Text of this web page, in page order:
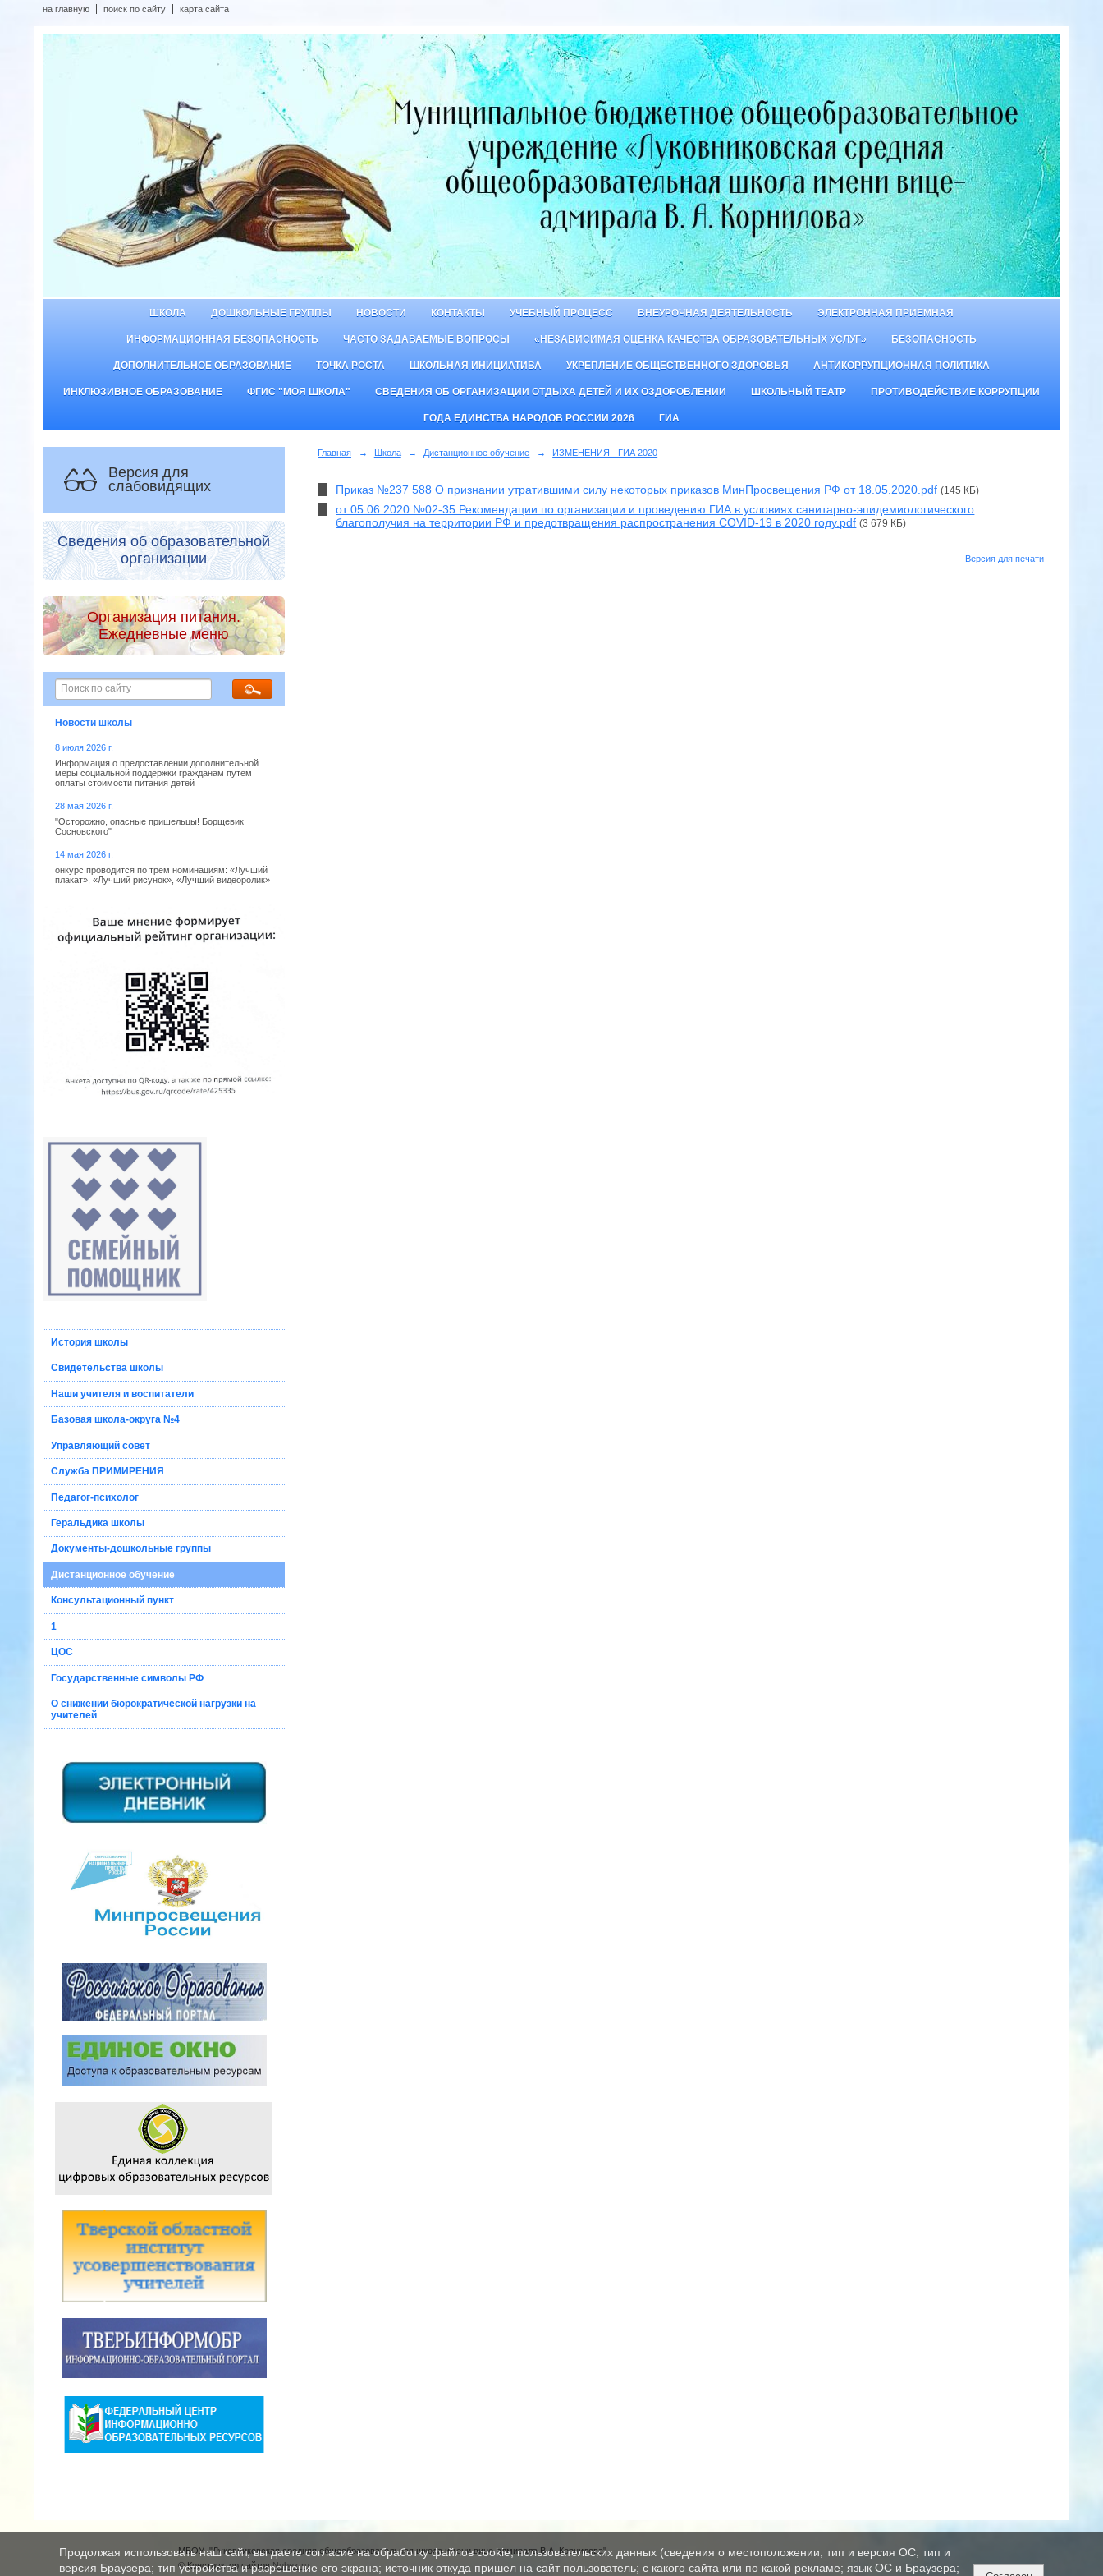
на главную поиск по сайту карта сайта
ШКОЛА ДОШКОЛЬНЫЕ ГРУППЫ НОВОСТИ КОНТАКТЫ УЧЕБНЫЙ ПРОЦЕСС ВНЕУРОЧНАЯ ДЕЯТЕЛЬНОСТЬ ЭЛЕКТРОННАЯ ПРИЕМНАЯ
ИНФОРМАЦИОННАЯ БЕЗОПАСНОСТЬ ЧАСТО ЗАДАВАЕМЫЕ ВОПРОСЫ «НЕЗАВИСИМАЯ ОЦЕНКА КАЧЕСТВА ОБРАЗОВАТЕЛЬНЫХ УСЛУГ» БЕЗОПАСНОСТЬ
ДОПОЛНИТЕЛЬНОЕ ОБРАЗОВАНИЕ ТОЧКА РОСТА ШКОЛЬНАЯ ИНИЦИАТИВА УКРЕПЛЕНИЕ ОБЩЕСТВЕННОГО ЗДОРОВЬЯ АНТИКОРРУПЦИОННАЯ ПОЛИТИКА
ИНКЛЮЗИВНОЕ ОБРАЗОВАНИЕ ФГИС "МОЯ ШКОЛА" СВЕДЕНИЯ ОБ ОРГАНИЗАЦИИ ОТДЫХА ДЕТЕЙ И ИХ ОЗДОРОВЛЕНИИ ШКОЛЬНЫЙ ТЕАТР ПРОТИВОДЕЙСТВИЕ КОРРУПЦИИ
ГОДА ЕДИНСТВА НАРОДОВ РОССИИ 2026 ГИА
Версия для
слабовидящих
Сведения об образовательной
организации
Организация питания.
Ежедневные меню
Новости школы
8 июля 2026 г.
Информация о предоставлении дополнительной
меры социальной поддержки гражданам путем
оплаты стоимости питания детей
28 мая 2026 г.
"Осторожно, опасные пришельцы! Борщевик
Сосновского"
14 мая 2026 г.
онкурс проводится по трем номинациям: «Лучший
плакат», «Лучший рисунок», «Лучший видеоролик»
История школы
Свидетельства школы
Наши учителя и воспитатели
Базовая школа-округа №4
Управляющий совет
Служба ПРИМИРЕНИЯ
Педагог-психолог
Геральдика школы
Документы-дошкольные группы
Дистанционное обучение
Консультационный пункт
1
ЦОС
Государственные символы РФ
О снижении бюрократической нагрузки на
учителей
Главная → Школа → Дистанционное обучение → ИЗМЕНЕНИЯ - ГИА 2020
Приказ №237 588 О признании утратившими силу некоторых приказов МинПросвещения РФ от 18.05.2020.pdf (145 КБ)
от 05.06.2020 №02-35 Рекомендации по организации и проведению ГИА в условиях санитарно-эпидемиологического
благополучия на территории РФ и предотвращения распространения COVID-19 в 2020 году.pdf (3 679 КБ)
Версия для печати
МБОУ "Луковниковская средняя общеобразовательная школа имени вице-адмирала В.А. Корнилова"
© Конструктор сайтовNubex.ru
Продолжая использовать наш сайт, вы даете согласие на обработку файлов cookie, пользовательских данных (сведения о местоположении; тип и версия ОС; тип и
версия Браузера; тип устройства и разрешение его экрана; источник откуда пришел на сайт пользователь; с какого сайта или по какой рекламе; язык ОС и Браузера;